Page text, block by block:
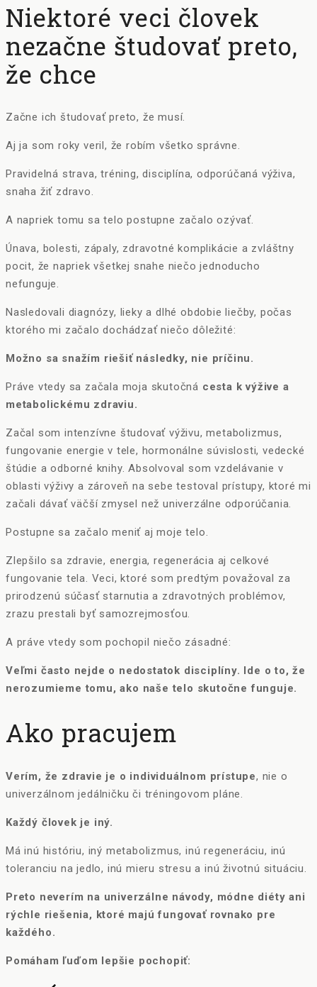
Niektoré veci človek
nezačne študovať preto,
že chce
Začne ich študovať preto, že musí.
Aj ja som roky veril, že robím všetko správne.
Pravidelná strava, tréning, disciplína, odporúčaná výživa,
snaha žiť zdravo.
A napriek tomu sa telo postupne začalo ozývať.
Únava, bolesti, zápaly, zdravotné komplikácie a zvláštny
pocit, že napriek všetkej snahe niečo jednoducho
nefunguje.
Nasledovali diagnózy, lieky a dlhé obdobie liečby, počas
ktorého mi začalo dochádzať niečo dôležité:
Možno sa snažím riešiť následky, nie príčinu.
Práve vtedy sa začala moja skutočná cesta k výžive a
metabolickému zdraviu.
Začal som intenzívne študovať výživu, metabolizmus,
fungovanie energie v tele, hormonálne súvislosti, vedecké
štúdie a odborné knihy. Absolvoval som vzdelávanie v
oblasti výživy a zároveň na sebe testoval prístupy, ktoré mi
začali dávať väčší zmysel než univerzálne odporúčania.
Postupne sa začalo meniť aj moje telo.
Zlepšilo sa zdravie, energia, regenerácia aj celkové
fungovanie tela. Veci, ktoré som predtým považoval za
prirodzenú súčasť starnutia a zdravotných problémov,
zrazu prestali byť samozrejmosťou.
A práve vtedy som pochopil niečo zásadné:
Veľmi často nejde o nedostatok disciplíny. Ide o to, že
nerozumieme tomu, ako naše telo skutočne funguje.
Ako pracujem
Verím, že zdravie je o individuálnom prístupe, nie o
univerzálnom jedálničku či tréningovom pláne.
Každý človek je iný.
Má inú históriu, iný metabolizmus, inú regeneráciu, inú
toleranciu na jedlo, inú mieru stresu a inú životnú situáciu.
Preto neverím na univerzálne návody, módne diéty ani
rýchle riešenia, ktoré majú fungovať rovnako pre
každého.
Pomáham ľuďom lepšie pochopiť: